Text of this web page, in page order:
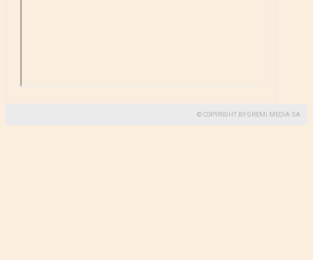
© COPYRIGHT BY GREMI MEDIA SA